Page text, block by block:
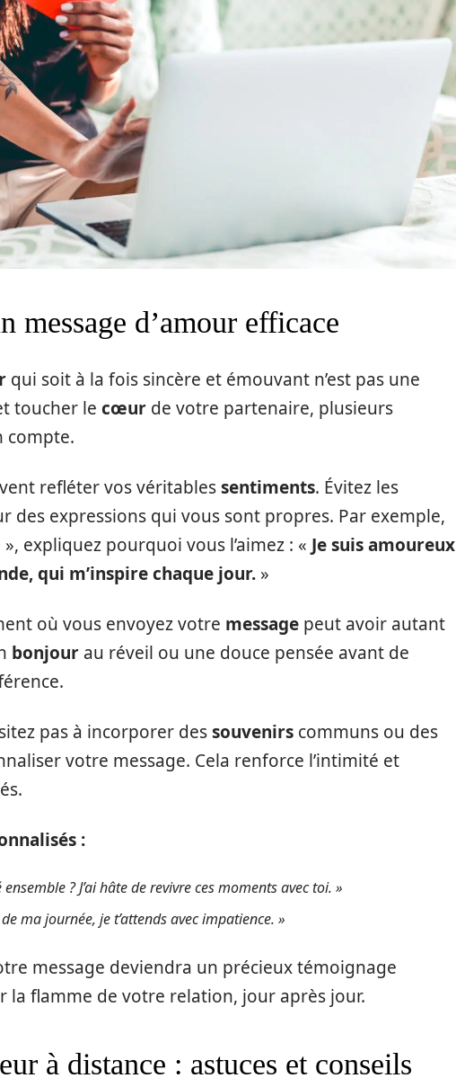
message d’amour efficace
qui soit à la fois sincère et émouvant n’est pas une
toucher le cœur de votre partenaire, plusieurs
compte.
refléter vos véritablessentiments. Évitez les
des expressions qui vous sont propres. Par exemple,
expliquez pourquoi vous l’aimez : « Je suis amoureux
qui m’inspire chaque jour. »
où vous envoyez votre message peut avoir autant
bonjour au réveil ou une douce pensée avant de
pas à incorporer dessouvenirs communs ou des
votre message. Cela renforce l’intimité et
:
? J’ai hâte de revivre ces moments avec toi. »
ma journée, je t’attends avec impatience. »
message deviendra un précieux témoignage
la flamme de votre relation, jour après jour.
à distance : astuces et conseils